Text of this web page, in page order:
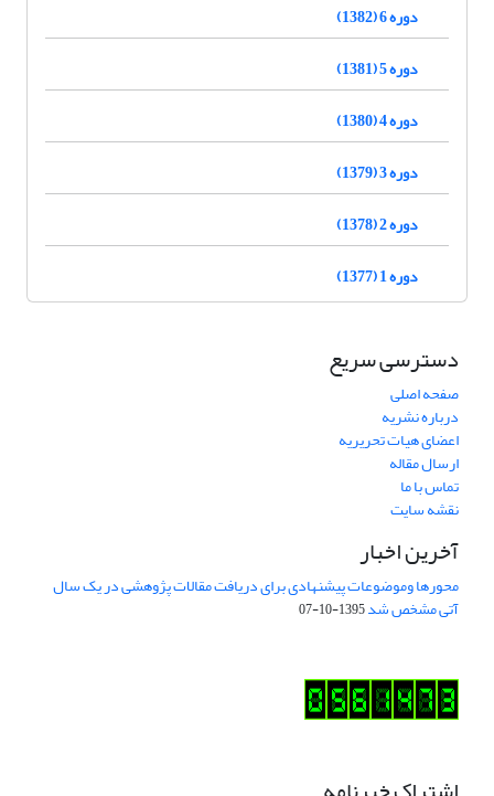
دوره 6 (1382)
دوره 5 (1381)
دوره 4 (1380)
دوره 3 (1379)
دوره 2 (1378)
دوره 1 (1377)
دسترسی سریع
صفحه اصلی
درباره نشریه
اعضای هیات تحریریه
ارسال مقاله
تماس با ما
نقشه سایت
آخرین اخبار
محورها وموضوعات پیشنهادی برای دریافت مقالات پژوهشی در یک سال
آتی مشخص شد1395-10-07